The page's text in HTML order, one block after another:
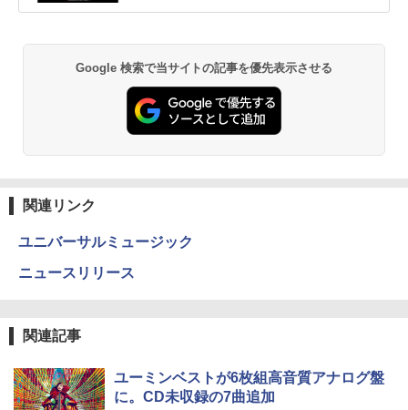
Google 検索で当サイトの記事を優先表示させる
関連リンク
ユニバーサルミュージック
ニュースリリース
関連記事
ユーミンベストが6枚組高音質アナログ盤
に。CD未収録の7曲追加